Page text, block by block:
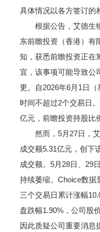
具体情况以各方签订的
根据公告，艾德生物
东前瞻投资（香港）有
知，获悉前瞻投资正在
宜，该事项可能导致公
更。自2026年6月1日
时间不超过2个交易日
亿元，前瞻投资持股比
然而，5月27日，艾
成交额5.31亿元，创下
成交额。5月28日、29
持续萎缩。Choice数据
三个交易日累计涨幅
盘跌幅1.90%，公司股
因此质疑公司重要消息